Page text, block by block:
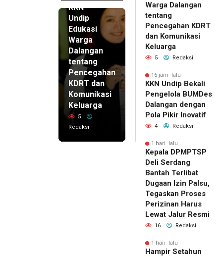
KKN
Undip
Edukasi
Warga
Dalangan
tentang
Pencegahan
KDRT dan
Komunikasi
Keluarga
5
Redaksi
Warga Dalangan
tentang
Pencegahan KDRT
dan Komunikasi
Keluarga
5 Redaksi
16 jam lalu
KKN Undip Bekali
Pengelola BUMDes
Dalangan dengan
Pola Pikir Inovatif
4 Redaksi
1 hari lalu
Kepala DPMPTSP
Deli Serdang
Bantah Terlibat
Dugaan Izin Palsu,
Tegaskan Proses
Perizinan Harus
Lewat Jalur Resmi
16 Redaksi
1 hari lalu
Hampir Setahun